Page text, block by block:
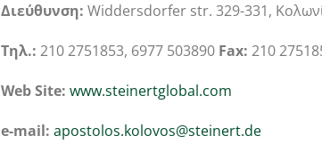
Διεύθυνση: Widdersdorfer str. 329-331,
Τηλ.: 210 2751853, 6977 503890 Fax: 210
Web Site: www.steinertglobal.com
e-mail: apostolos.kolovos@steinert.de